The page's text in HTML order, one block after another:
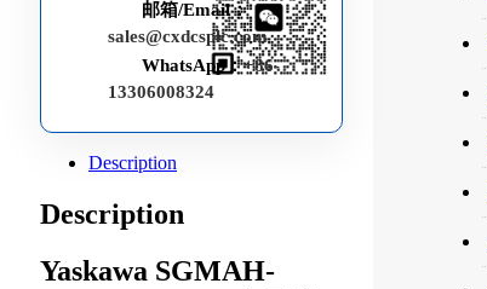
邮箱/Email：
sales@cxdcsplc.com
WhatsApp：+86-
13306008324
Description
Description
Yaskawa SGMAH-